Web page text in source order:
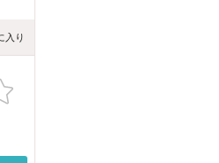
入り